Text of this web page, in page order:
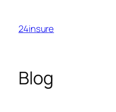
content
24insure
Blog